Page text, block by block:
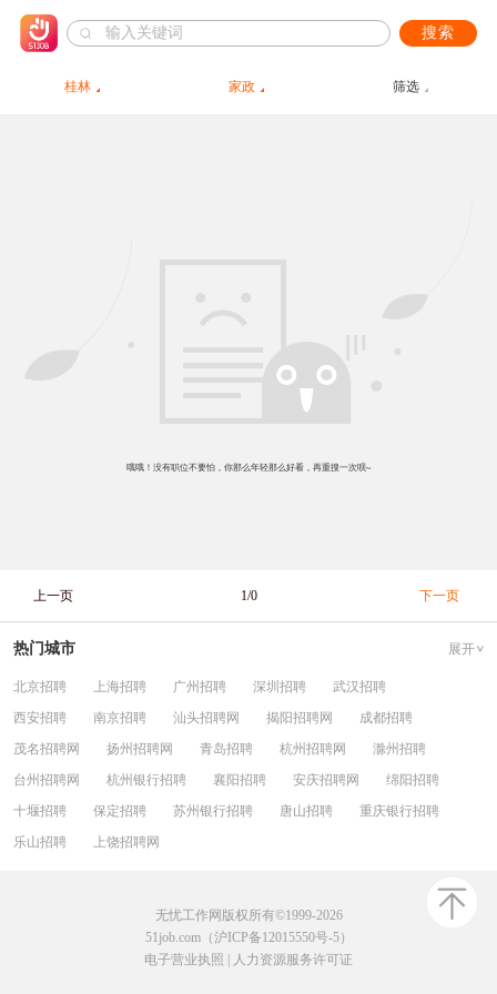
搜索
桂林 家政 筛选
哦哦！没有职位不要怕，你那么年轻那么好看，再重搜一次呗~
上一页 1/0 下一页
热门城市 展开
北京招聘 上海招聘 广州招聘 深圳招聘
武汉招聘
西安招聘
南京招聘 汕头招聘网 揭阳招聘网
成都招聘
茂名招聘网
扬州招聘网 青岛招聘 杭州招聘网
滁州招聘
台州招聘网
杭州银行招聘 襄阳招聘 安庆招聘网
绵阳招聘
十堰招聘
保定招聘 苏州银行招聘 唐山招聘
重庆银行招聘
乐山招聘
上饶招聘网
无忧工作网版权所有©1999-2026
51job.com（沪ICP备12015550号-5）
电子营业执照
人力资源服务许可证